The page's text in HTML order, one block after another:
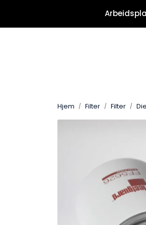
Hjem Filter Filter